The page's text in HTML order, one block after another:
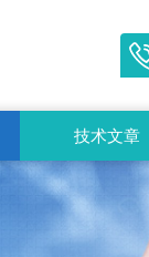
技术文章